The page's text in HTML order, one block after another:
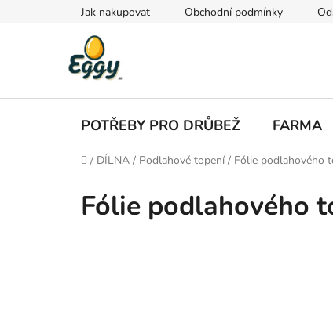
Jak nakupovat Obchodní podmínky
POTŘEBY PRO DRŮBEŽ FARMA
Domů
/ DÍLNA / Podlahové topení / Fólie podlahového
Fólie podlahového